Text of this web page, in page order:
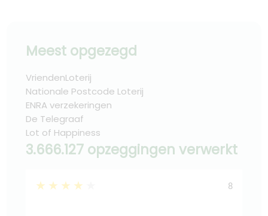
Meest opgezegd
VriendenLoterij
Nationale Postcode Loterij
ENRA verzekeringen
De Telegraaf
Lot of Happiness
3.666.127 opzeggingen verwerkt
★★★★★ 8